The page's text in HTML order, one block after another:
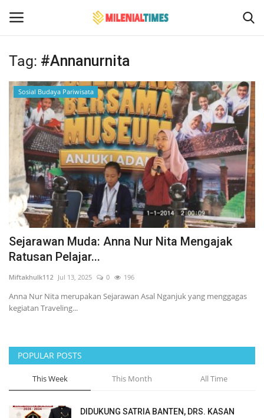
Login Register
Home
Bencana Alam
Sosial Budaya Pariwisata
Hukum
Events
Contact
Maritim
Pertanian
Perkebunan & Perikanan
Opini
Tag: #Annanurnita
Sosial Budaya Pariwisata
Sejarawan Muda: Anna Nur Nita Mengajak
Ratusan Pelajar...
Miftakhulk112 Jul 13, 2025 0 196
Anna Nur Nita merupakan Sejarawan Asal Nganjuk yang menggagas
kegiatan Traveling...
POPULAR POSTS
This Week This Month All Time
DIDUKUNG SATRIA BANTEN, DRS. KASAN